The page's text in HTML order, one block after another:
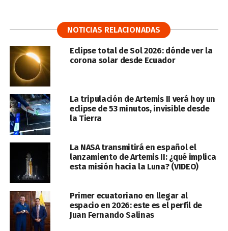
NOTICIAS RELACIONADAS
Eclipse total de Sol 2026: dónde ver la
corona solar desde Ecuador
La tripulación de Artemis II verá hoy un
eclipse de 53 minutos, invisible desde
la Tierra
La NASA transmitirá en español el
lanzamiento de Artemis II: ¿qué implica
esta misión hacia la Luna? (VIDEO)
Primer ecuatoriano en llegar al
espacio en 2026: este es el perfil de
Juan Fernando Salinas